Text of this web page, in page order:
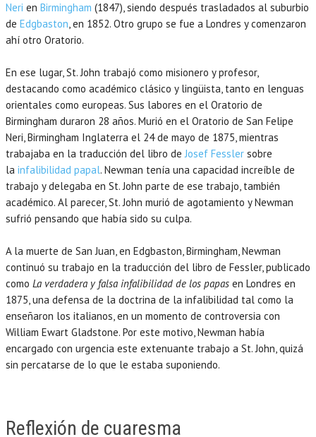
Neri en Birmingham (1847), siendo después trasladados al suburbio
de Edgbaston, en 1852. Otro grupo se fue a Londres y comenzaron
ahí otro Oratorio.
En ese lugar, St. John trabajó como misionero y profesor,
destacando como académico clásico y lingüista, tanto en lenguas
orientales como europeas. Sus labores en el Oratorio de
Birmingham duraron 28 años. Murió en el Oratorio de San Felipe
Neri, Birmingham Inglaterra el 24 de mayo de 1875, mientras
trabajaba en la traducción del libro deJosef Fessler sobre
la infalibilidad papal. Newman tenía una capacidad increíble de
trabajo y delegaba en St. John parte de ese trabajo, también
académico. Al parecer, St. John murió de agotamiento y Newman
sufrió pensando que había sido su culpa.
A la muerte de San Juan, en Edgbaston, Birmingham, Newman
continuó su trabajo en la traducción del libro de Fessler, publicado
como La verdadera y falsa infalibilidad de los papas en Londres en
1875, una defensa de la doctrina de la infalibilidad tal como la
enseñaron los italianos, en un momento de controversia con
William Ewart Gladstone. Por este motivo, Newman había
encargado con urgencia este extenuante trabajo a St. John, quizá
sin percatarse de lo que le estaba suponiendo.
Reflexión de cuaresma